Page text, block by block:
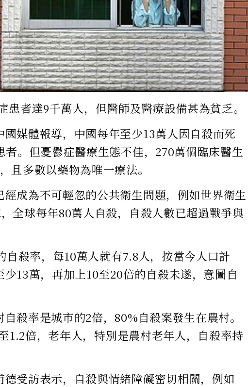
患者達9千萬人，但醫師及醫療設備甚為貧乏。
國媒體報導，中國每年至少13萬人因自殺而死
。但憂鬱症醫療生態不佳，270萬個臨床醫生
且多數以藥物為唯一療法。
成為不可輕忽的公共衛生問題，例如世界衛生
全球每年80萬人自殺，自殺人數已超過戰爭與
自殺率，每10萬人就有7.8人，按當今人口計
13萬，再加上10至20倍的自殺未遂，意圖自
殺率是城市的2倍，80%自殺案發生在農村。
1.2倍，老年人，特別是農村老年人，自殺率持
受訪表示，自殺與情緒障礙密切相關，例如